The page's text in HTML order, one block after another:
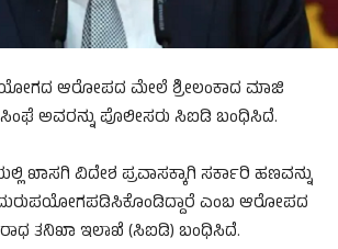
ಆರೋಪದ ಮೇಲೆ ಶ್ರೀಲಂಕಾದ ಮಾಜಿ
ಅವರನ್ನು ಪೊಲೀಸರು ಸಿಐಡಿ ಬಂಧಿಸಿದೆ.
ಖಾಸಗಿ ವಿದೇಶ ಪ್ರವಾಸಕ್ಕಾಗಿ ಸರ್ಕಾರಿ ಹಣವನ್ನು
ಎಂಬ ಆರೋಪದ
ತನಿಖಾ ಇಲಾಖೆ (ಸಿಐಡಿ) ಬಂಧಿಸಿದೆ.